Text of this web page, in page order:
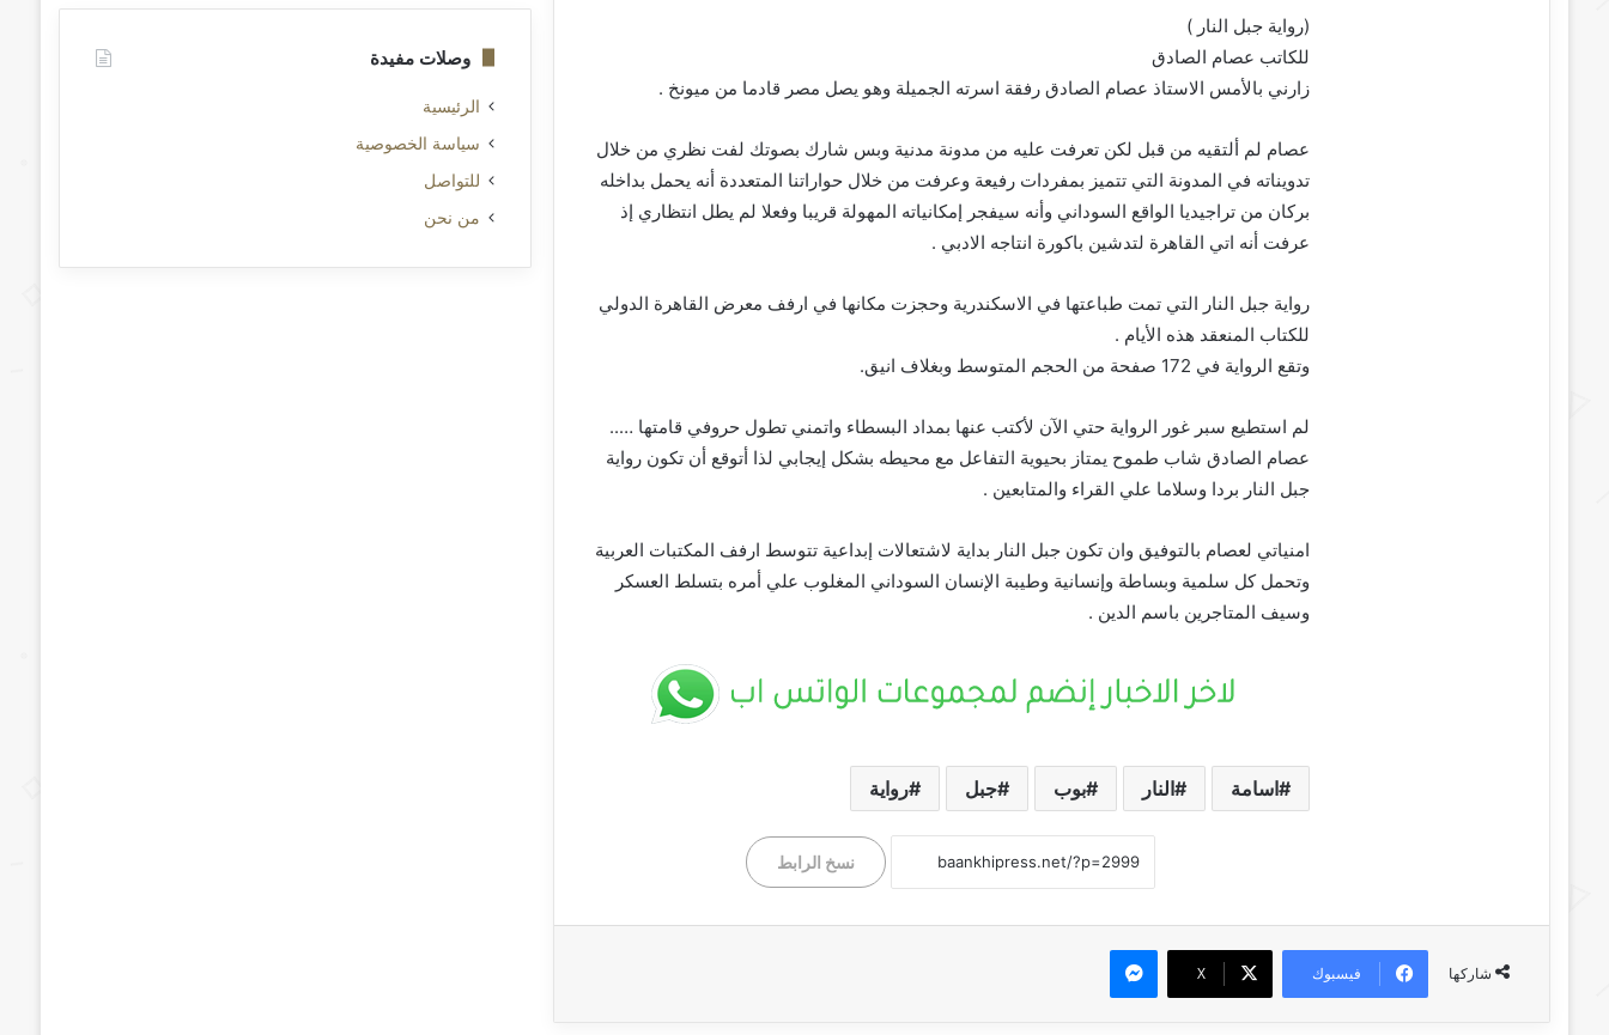
(رواية جبل النار )
للكاتب عصام الصادق
زارني بالأمس الاستاذ عصام الصادق رفقة اسرته الجميلة وهو يصل مصر قادما من ميونخ .
عصام لم ألتقيه من قبل لكن تعرفت عليه من مدونة مدنية وبس شارك بصوتك لفت نظري من خلال
تدويناته في المدونة التي تتميز بمفردات رفيعة وعرفت من خلال حواراتنا المتعددة أنه يحمل بداخله
بركان من تراجيديا الواقع السوداني وأنه سيفجر إمكانياته المهولة قريبا وفعلا لم يطل انتظاري إذ
عرفت أنه اتي القاهرة لتدشين باكورة انتاجه الادبي .
رواية جبل النار التي تمت طباعتها في الاسكندرية وحجزت مكانها في ارفف معرض القاهرة الدولي
للكتاب المنعقد هذه الأيام .
وتقع الرواية في 172 صفحة من الحجم المتوسط وبغلاف انيق.
لم استطيع سبر غور الرواية حتي الآن لأكتب عنها بمداد البسطاء واتمني تطول حروفي قامتها …..
عصام الصادق شاب طموح يمتاز بحيوية التفاعل مع محيطه بشكل إيجابي لذا أتوقع أن تكون رواية
جبل النار بردا وسلاما علي القراء والمتابعين .
امنياتي لعصام بالتوفيق وان تكون جبل النار بداية لاشتعالات إبداعية تتوسط ارفف المكتبات العربية
وتحمل كل سلمية وبساطة وإنسانية وطيبة الإنسان السوداني المغلوب علي أمره بتسلط العسكر
وسيف المتاجرين باسم الدين .
اسامة النار بوب جبل رواية
نسخ الرابط
شاركها فيسبوك ‫X
ماسنجر
*خالد الإعيسر يكتب .. دولة القانون.. لا لون ولا
بعانخي برس
ومناشدة إلى سعادة وزير الصحة المكلف بولاية
وصلات مفيدة
الرئيسية
سياسة الخصوصية
للتواصل
من نحن